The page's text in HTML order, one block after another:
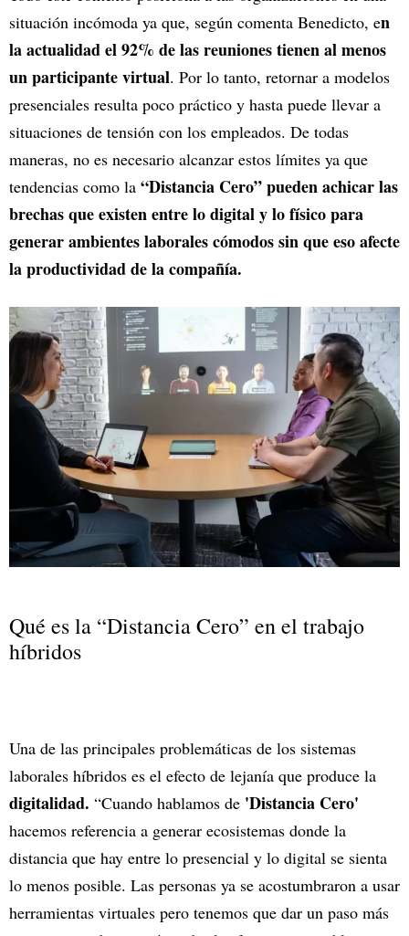
situación incómoda ya que, según comenta Benedicto, en
la actualidad el 92% de las reuniones tienen al menos
un participante virtual. Por lo tanto, retornar a modelos
presenciales resulta poco práctico y hasta puede llevar a
situaciones de tensión con los empleados. De todas
maneras, no es necesario alcanzar estos límites ya que
tendencias como la “Distancia Cero”pueden achicar las
brechas que existen entre lo digital y lo físico para
generar ambientes laborales cómodos sin que eso afecte
la productividad de la compañía.
Qué es la “Distancia Cero” en el trabajo
híbridos
Una de las principales problemáticas de los sistemas
laborales híbridos es el efecto de lejanía que produce la
digitalidad. “Cuando hablamos de 'Distancia Cero'
hacemos referencia a generar ecosistemas donde la
distancia que hay entre lo presencial y lo digital se sienta
lo menos posible. Las personas ya se acostumbraron a usar
herramientas virtuales pero tenemos que dar un paso más